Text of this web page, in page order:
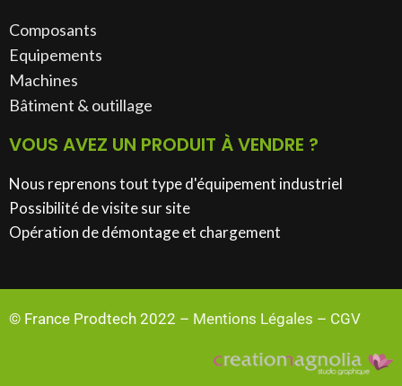
Composants
Equipements
Machines
Bâtiment & outillage​
VOUS AVEZ UN PRODUIT À VENDRE ?
Nous reprenons tout type d'équipement industriel
Possibilité de visite sur site
Opération de démontage et chargement
© France Prodtech 2022 – Mentions Légales – CGV